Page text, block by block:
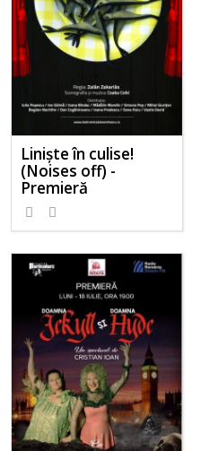
Liniște în culise!
(Noises off) -
Premieră